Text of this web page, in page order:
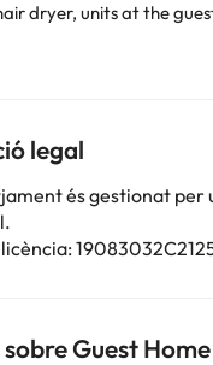
dryer, units at the
all Special Requests
detallats poden
Si tens
legal
és gestionat per
Guest Home